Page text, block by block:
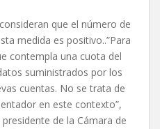
que el número de
medida es positivo..”Para
contempla una cuota del
suministrados por los
cuentas. No se trata de
en este contexto”,
de la Cámara de